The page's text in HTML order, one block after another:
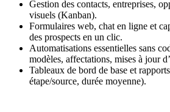
Gestion des contacts, entreprises,
visuels (Kanban).
Formulaires web, chat en ligne et
des prospects en un clic.
Automatisations essentielles sans
modèles, affectations, mises à jour
Tableaux de bord de base et
étape/source, durée moyenne).